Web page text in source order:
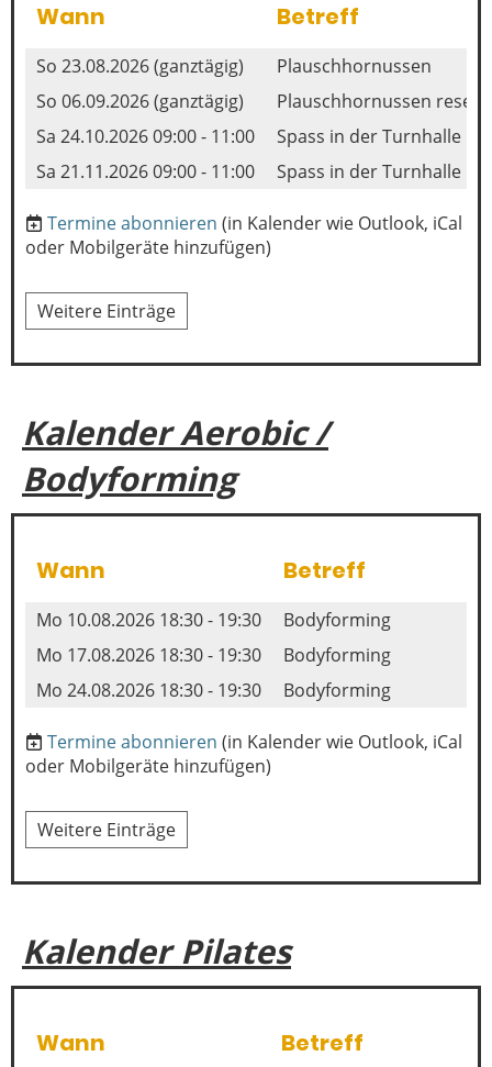
Wann Betreff
So 23.08.2026 (ganztägig)
Plauschhornussen
So 06.09.2026 (ganztägig)
Plauschhornussen
Sa 24.10.2026 09:00 - 11:00
Spass in der Turnhalle
Sa 21.11.2026 09:00 - 11:00
Spass in der Turnhalle
Termine abonnieren (in Kalender wie Outlook, iCal
oder Mobilgeräte hinzufügen)
Weitere Einträge
Kalender Aerobic /
Bodyforming
Wann Betreff
Mo 10.08.2026 18:30 - 19:30
Bodyforming
Mo 17.08.2026 18:30 - 19:30
Bodyforming
Mo 24.08.2026 18:30 - 19:30
Bodyforming
Termine abonnieren (in Kalender wie Outlook, iCal
oder Mobilgeräte hinzufügen)
Weitere Einträge
Kalender Pilates
Wann Betreff